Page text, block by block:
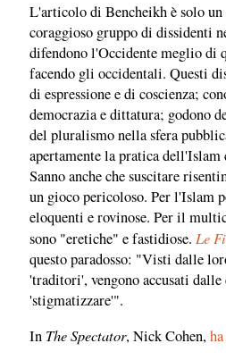
L'articolo di Bencheikh è solo un
coraggioso gruppo di dissidenti
difendono l'Occidente meglio di
facendo gli occidentali. Questi
di espressione e di coscienza;
democrazia e dittatura; godono
del pluralismo nella sfera
apertamente la pratica dell'Islam
Sanno anche che suscitare
un gioco pericoloso. Per l'Islam
eloquenti e rovinose. Per il
sono "eretiche" e fastidiose. Le
questo paradosso: "Visti dalle
'traditori', vengono accusati
'stigmatizzare'".
In The Spectator, Nick Cohen,